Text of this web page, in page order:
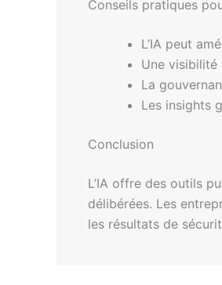
Conseils pratiques
L’IA peut
Une visibilité
La
Les insights
Conclusion
L’IA offre des outils
délibérées. Les
les résultats de